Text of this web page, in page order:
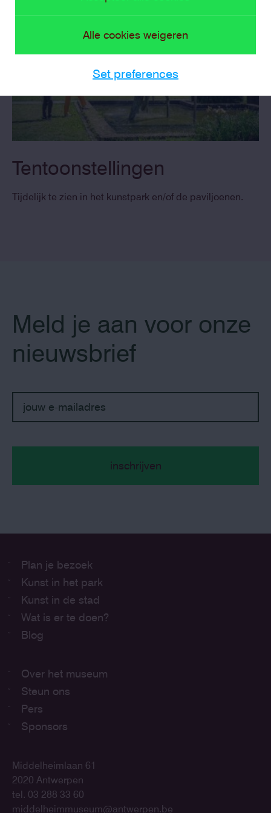
Alle cookies weigeren
Set preferences
Tentoonstellingen
Tijdelijk te zien in het kunstpark en/of de paviljoenen.
Meld je aan voor onze
nieuwsbrief
Plan je bezoek
Kunst in het park
Kunst in de stad
Wat is er te doen?
Blog
Over het museum
Steun ons
Pers
Sponsors
Middelheimlaan 61
2020 Antwerpen
tel. 03 288 33 60
middelheimmuseum@antwerpen.be